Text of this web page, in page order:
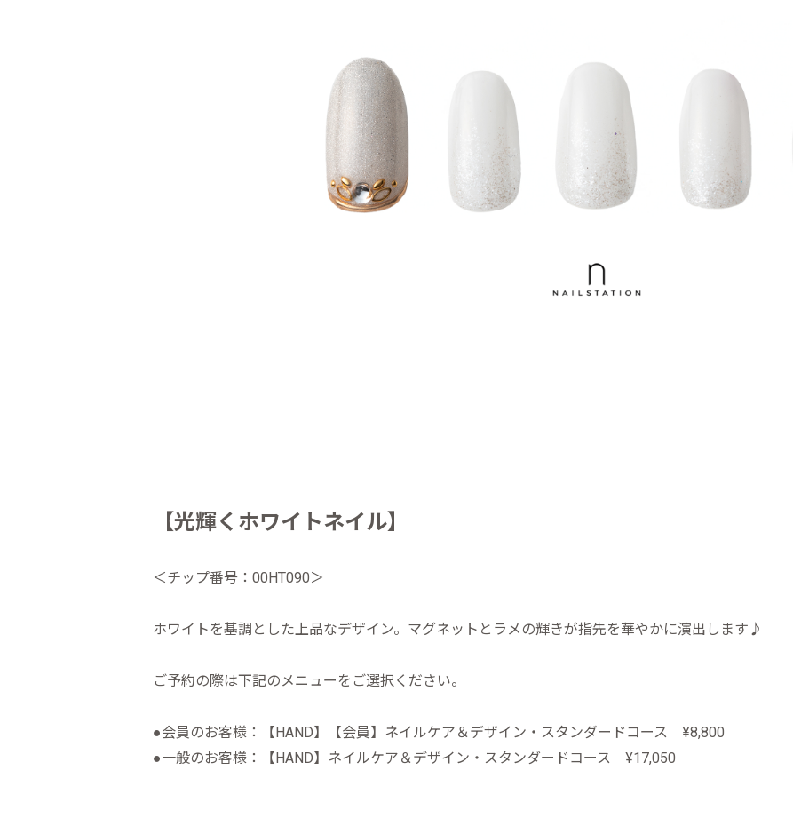
【光輝くホワイトネイル】
＜チップ番号：00HT090＞
ホワイトを基調とした上品なデザイン。マグネットとラメの輝きが指先を華やかに演出します♪
ご予約の際は下記のメニューをご選択ください。
●会員のお客様：【HAND】【会員】ネイルケア＆デザイン・スタンダードコース ¥8,800
●一般のお客様：【HAND】ネイルケア＆デザイン・スタンダードコース ¥17,050